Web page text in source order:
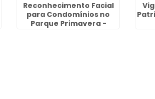
Reconhecimento Facial
para Condomínios no
Parque Primavera -